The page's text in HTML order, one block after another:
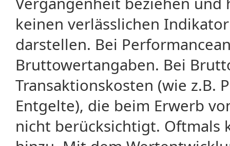
keinen verlässlichen
darstellen. Bei
Bruttowertangaben. Bei
Transaktionskosten (wie z.B.
Entgelte), die beim Erwerb
nicht berücksichtigt. Oftmals